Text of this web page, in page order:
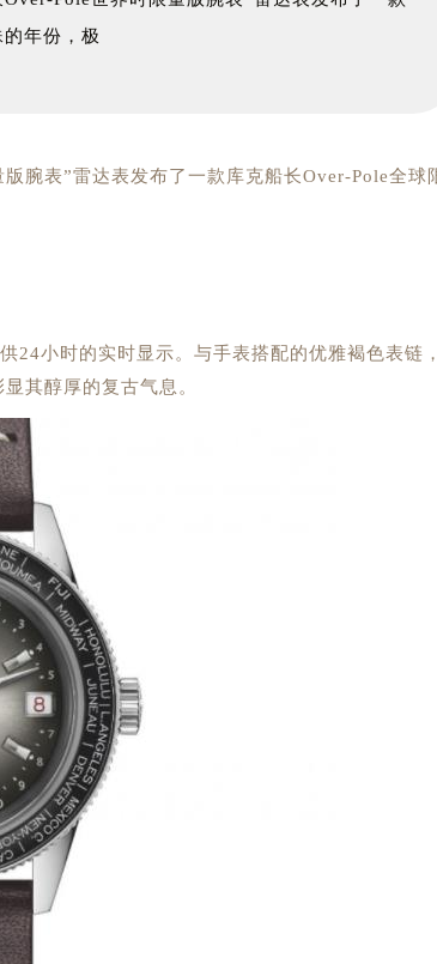
年份，极
腕表”雷达表发布了一款库克船长Over-Pole全球
24小时的实时显示。与手表搭配的优雅褐色表链
其醇厚的复古气息。